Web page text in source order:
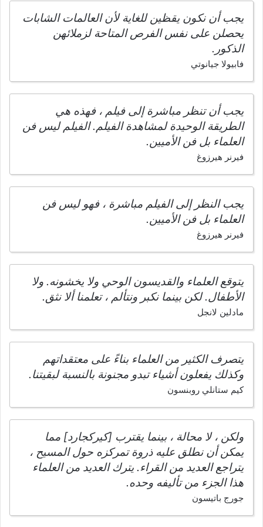
يجب أن نكون يقظين للغاية لأن العالمات الشابات
يحصلن على نفس الفرص المتاحة لزملائهن
الذكور.
فابيولا جيانوتي
يجب أن تنظر مباشرة إلى فيلم ، فهذه هي
الطريقة الوحيدة لمشاهدة الفيلم. الفيلم ليس فن
العلماء بل فن الأميين.
فيرنر هيرزوغ
يجب النظر إلى الفيلم مباشرة ، فهو ليس فن
العلماء بل فن الأميين.
فيرنر هيرزوغ
يتوقع العلماء والقديسون الوحي ولا يخشونه. ولا
الأطفال. لكن بينما نكبر ونتألم ، تعلمنا ألا نثق.
مادلين لانجل
يتصرف الكثير من العلماء بناءً على معتقداتهم
وكذلك يفعلون أشياء تبدو مجنونة بالنسبة لبقيتنا.
كيم ستانلي روبنسون
ولكن ، لا محالة ، بينما يقترب [كيركجارد] مما
يمكن أن نطلق عليه ذروة تمركزه حول المسيح ،
يتراجع العديد من القراء. يترك العديد من العلماء
هذا الجزء من تأليفه وحده.
جورج باتيسون